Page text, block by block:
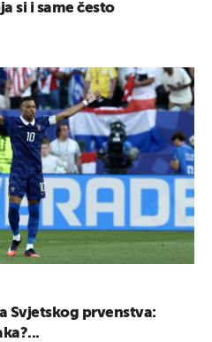
si i same često
Svjetskog prvenstva: